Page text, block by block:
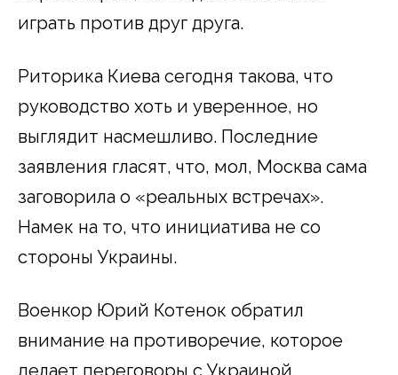
играть против друг друга.
Риторика Киева сегодня такова, что
руководство хоть и уверенное, но
выглядит насмешливо. Последние
заявления гласят, что, мол, Москва сама
заговорила о «реальных встречах».
Намек на то, что инициатива не со
стороны Украины.
Военкор Юрий Котенок обратил
внимание на противоречие, которое
делает переговоры с Украиной